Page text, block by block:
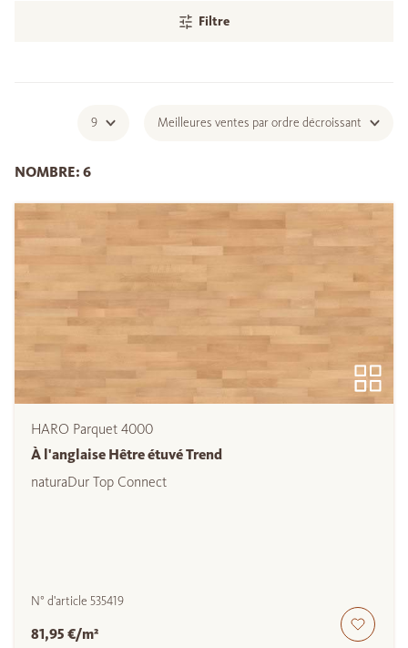
Filtre
NOMBRE: 6
9 Meilleures ventes par ordre décroissant
HARO Parquet 4000
À l'anglaise Hêtre étuvé Trend
naturaDur Top Connect
N° d'article 535419
81,95 €/m²